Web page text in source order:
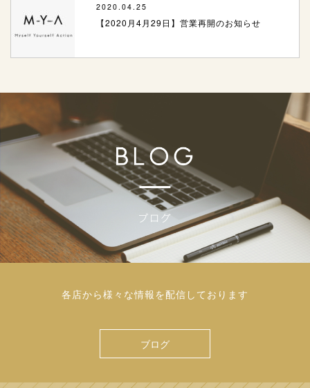
2020.04.25
【2020月4月29日】営業再開のお知らせ
各店から様々な情報を配信しております
ブログ